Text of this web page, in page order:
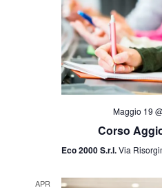
Maggio 19
Corso
Eco 2000 S.r.l.Via
APR